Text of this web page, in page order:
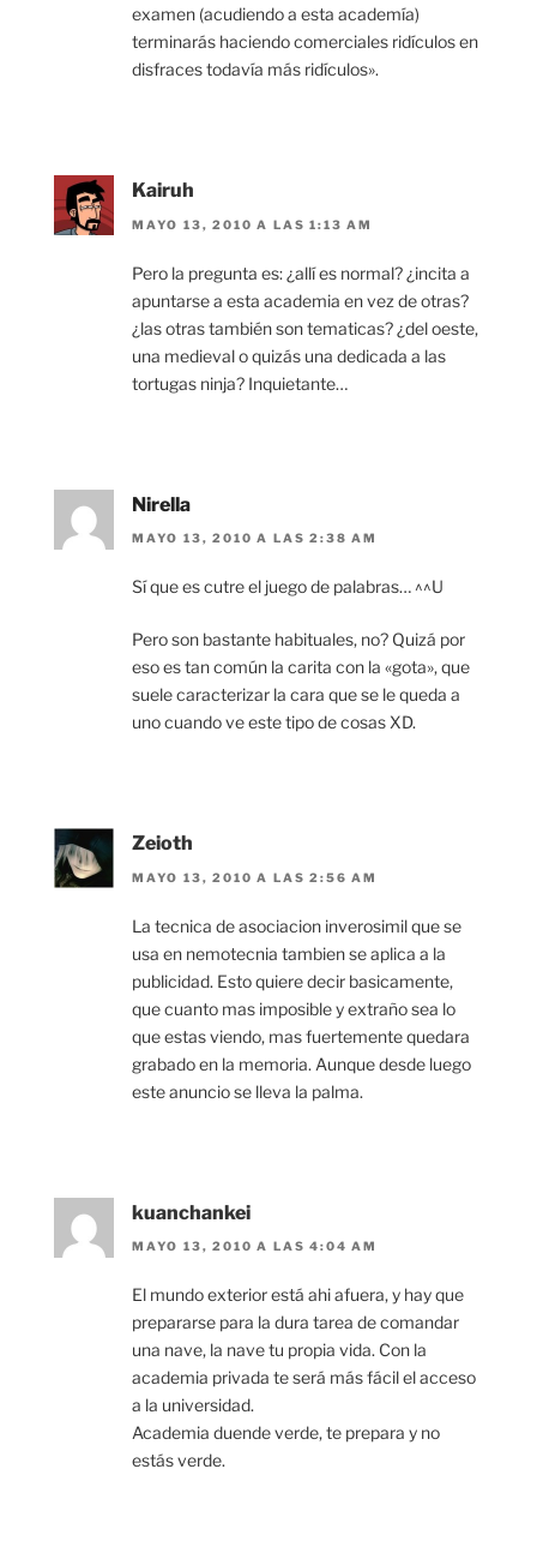
examen (acudiendo a esta academía)
terminarás haciendo comerciales ridículos en
disfraces todavía más ridículos».
Kairuh
MAYO 13, 2010 A LAS 1:13 AM
Pero la pregunta es: ¿allí es normal? ¿incita a
apuntarse a esta academia en vez de otras?
¿las otras también son tematicas? ¿del oeste,
una medieval o quizás una dedicada a las
tortugas ninja? Inquietante…
Nirella
MAYO 13, 2010 A LAS 2:38 AM
Sí que es cutre el juego de palabras… ^^U
Pero son bastante habituales, no? Quizá por
eso es tan común la carita con la «gota», que
suele caracterizar la cara que se le queda a
uno cuando ve este tipo de cosas XD.
Zeioth
MAYO 13, 2010 A LAS 2:56 AM
La tecnica de asociacion inverosimil que se
usa en nemotecnia tambien se aplica a la
publicidad. Esto quiere decir basicamente,
que cuanto mas imposible y extraño sea lo
que estas viendo, mas fuertemente quedara
grabado en la memoria. Aunque desde luego
este anuncio se lleva la palma.
kuanchankei
MAYO 13, 2010 A LAS 4:04 AM
El mundo exterior está ahi afuera, y hay que
prepararse para la dura tarea de comandar
una nave, la nave tu propia vida. Con la
academia privada te será más fácil el acceso
a la universidad.
Academia duende verde, te prepara y no
estás verde.